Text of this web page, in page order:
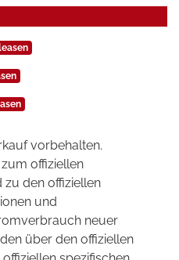
vorbehalten.
offiziellen
den offiziellen
und
neuer
über den offiziellen